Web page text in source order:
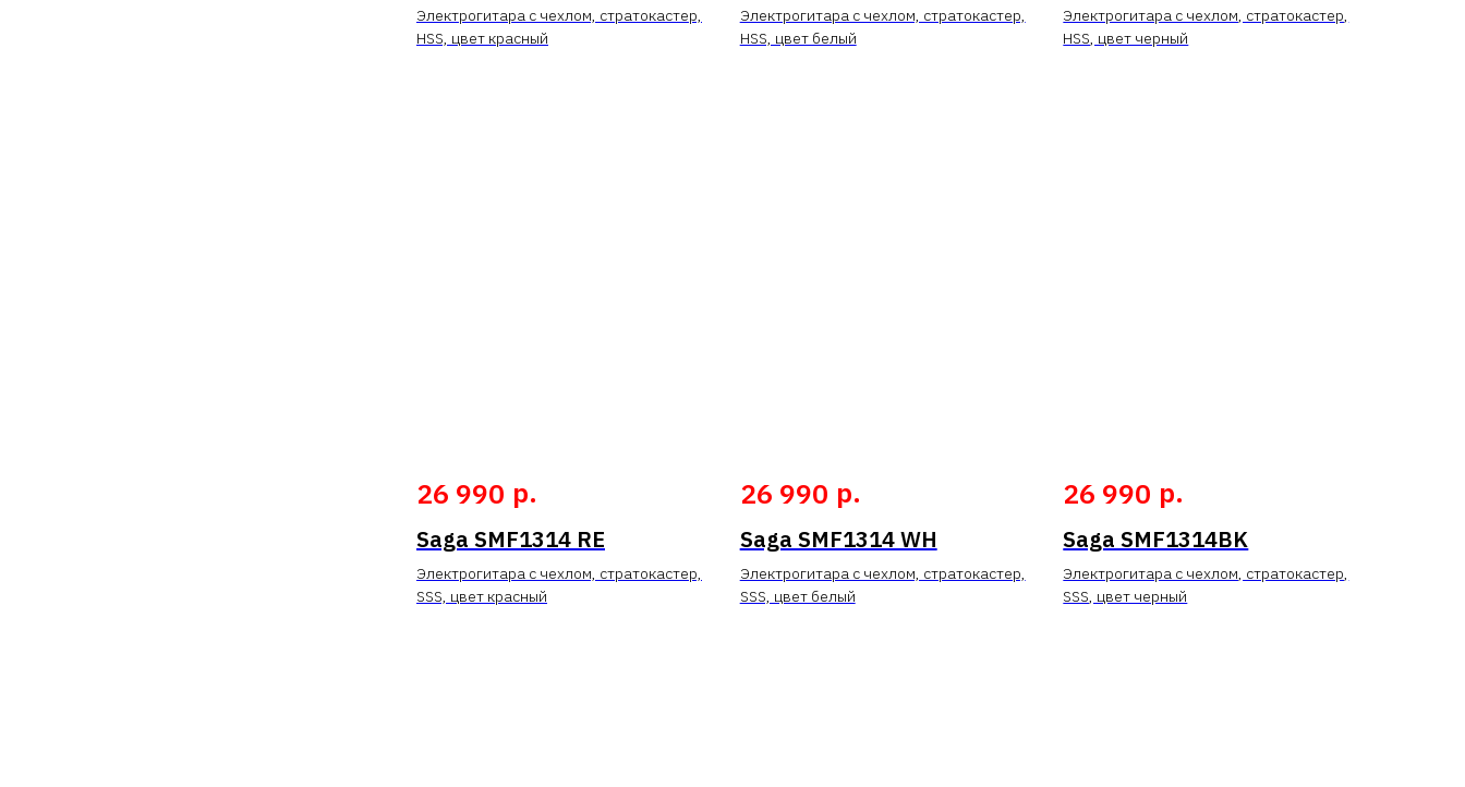
Электрогитара с чехлом, стратокастер,
HSS, цвет красный
Электрогитара с чехлом, стратокастер,
HSS, цвет белый
Электрогитара с чехлом, стратокастер,
HSS, цвет черный
26 990 р.
Saga SMF1314 RE
Электрогитара с чехлом, стратокастер,
SSS, цвет красный
26 990 р.
Saga SMF1314 WH
Электрогитара с чехлом, стратокастер,
SSS, цвет белый
26 990 р.
Saga SMF1314BK
Электрогитара с чехлом, стратокастер,
SSS, цвет черный